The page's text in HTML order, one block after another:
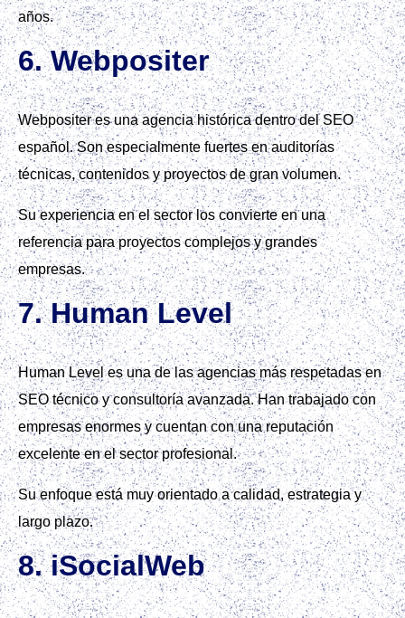
años.
6. Webpositer
Webpositer es una agencia histórica dentro del SEO
español. Son especialmente fuertes en auditorías
técnicas, contenidos y proyectos de gran volumen.
Su experiencia en el sector los convierte en una
referencia para proyectos complejos y grandes
empresas.
7. Human Level
Human Level es una de las agencias más respetadas en
SEO técnico y consultoría avanzada. Han trabajado con
empresas enormes y cuentan con una reputación
excelente en el sector profesional.
Su enfoque está muy orientado a calidad, estrategia y
largo plazo.
8. iSocialWeb